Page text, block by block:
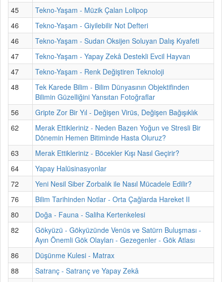
45
Tekno-Yaşam - Müzik Çalan Lolipop
46
Tekno-Yaşam - Giyilebilir Not Defteri
46
Tekno-Yaşam - Sudan Oksijen Soluyan Dalış Kıyafeti
47
Tekno-Yaşam - Yapay Zekâ Destekli Evcil Hayvan
47
Tekno-Yaşam - Renk Değiştiren Teknoloji
48
Tek Karede Bilim - Bilim Dünyasının Objektifinden
Bilimin Güzelliğini Yansıtan Fotoğraflar
56
Gripte Zor Bir Yıl - Değişen Virüs, Değişen Bağışıklık
62
Merak Ettikleriniz - Neden Bazen Yoğun ve Stresli Bir
Dönemin Hemen Bitiminde Hasta Oluruz?
63
Merak Ettikleriniz - Böcekler Kışı Nasıl Geçirir?
64
Yapay Halüsinasyonlar
72
Yeni Nesil Siber Zorbalık ile Nasıl Mücadele Edilir?
76
Bilim Tarihinden Notlar - Orta Çağlarda Hareket II
80
Doğa - Fauna - Saliha Kertenkelesi
82
Gökyüzü - Gökyüzünde Venüs ve Satürn Buluşması -
Ayın Önemli Gök Olayları - Gezegenler - Gök Atlası
86
Düşünme Kulesi - Matrax
88
Satranç - Satranç ve Yapay Zekâ